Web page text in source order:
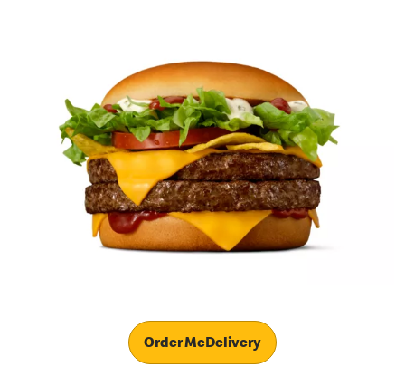
Order McDelivery